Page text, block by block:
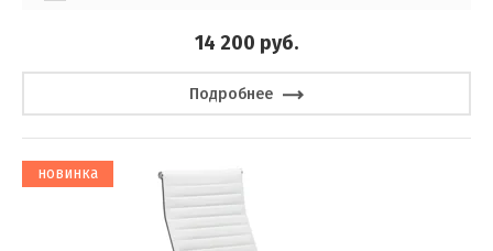
14 200 руб.
Подробнее
новинка